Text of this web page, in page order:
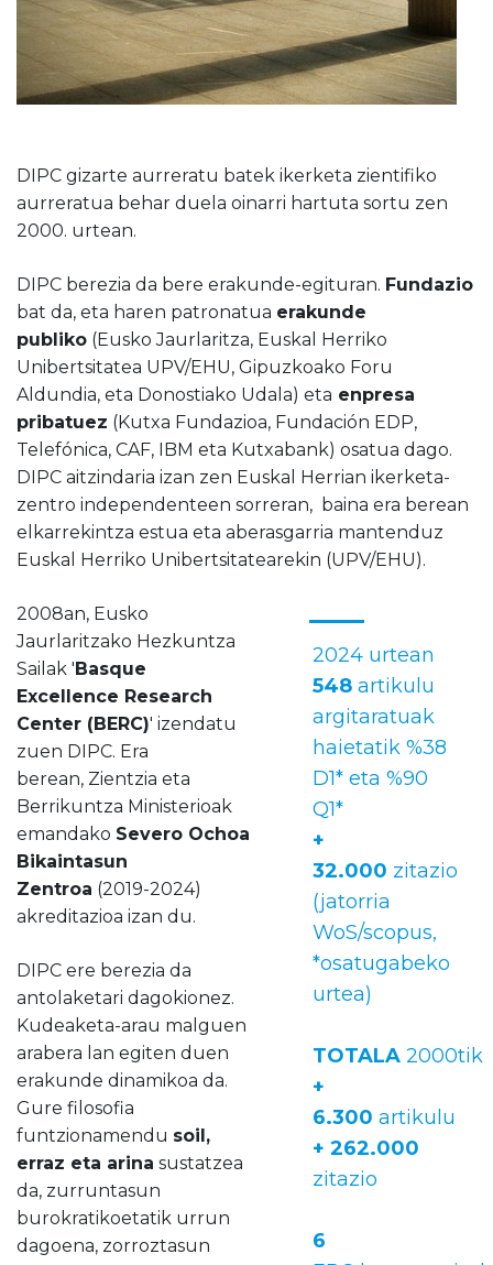
DIPC gizarte aurreratu batek ikerketa zientifiko
aurreratua behar duela oinarri hartuta sortu zen
2000. urtean.
DIPC berezia da bere erakunde-egituran. Fundazio
bat da, eta haren patronatua erakunde
publiko (Eusko Jaurlaritza, Euskal Herriko
Unibertsitatea UPV/EHU, Gipuzkoako Foru
Aldundia, eta Donostiako Udala) eta enpresa
pribatuez (Kutxa Fundazioa, Fundación EDP,
Telefónica, CAF, IBM eta Kutxabank) osatua dago.
DIPC aitzindaria izan zen Euskal Herrian ikerketa-
zentro independenteen sorreran, baina era berean
elkarrekintza estua eta aberasgarria mantenduz
Euskal Herriko Unibertsitatearekin (UPV/EHU).
2024 urtean
548artikulu
argitaratuak
haietatik %38
D1* eta %90
Q1*
+
32.000 zitazio
(jatorria
WoS/scopus,
*osatugabeko
urtea)
TOTALA2000tik
+
6.300 artikulu
+ 262.000
zitazio
6
2008an, Eusko
Jaurlaritzako Hezkuntza
Sailak 'Basque
Excellence Research
Center (BERC)' izendatu
zuen DIPC. Era
berean, Zientzia eta
Berrikuntza Ministerioak
emandako Severo Ochoa
Bikaintasun
Zentroa (2019-2024)
akreditazioa izan du.
DIPC ere berezia da
antolaketari dagokionez.
Kudeaketa-arau malguen
arabera lan egiten duen
erakunde dinamikoa da.
Gure filosofia
funtzionamendu soil,
erraz eta arina sustatzea
da, zurruntasun
burokratikoetatik urrun
dagoena, zorroztasun